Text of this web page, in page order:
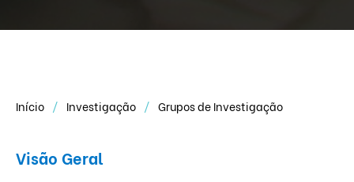
Início Investigação Grupos de Investigação
Visão Geral